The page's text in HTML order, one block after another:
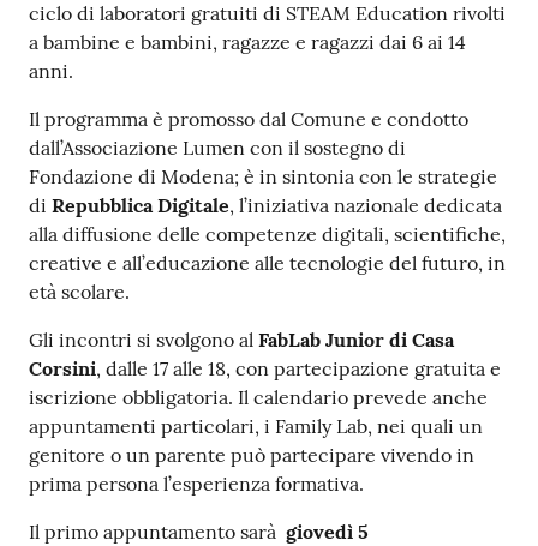
F
i
o
r
a
n
o
s
m
o
Tutti
gli
argomenti...
ciclo di laboratori gratuiti di STEAM Education rivolti
a bambine e bambini, ragazze e ragazzi dai 6 ai 14
anni.
Il programma è promosso dal Comune e condotto
dall’Associazione Lumen con il sostegno di
Fondazione di Modena; è in sintonia con le strategie
di Repubblica Digitale, l’iniziativa nazionale dedicata
alla diffusione delle competenze digitali, scientifiche,
creative e all’educazione alle tecnologie del futuro, in
età scolare.
Gli incontri si svolgono al FabLab Junior di Casa
Corsini, dalle 17 alle 18, con partecipazione gratuita e
iscrizione obbligatoria. Il calendario prevede anche
appuntamenti particolari, i Family Lab, nei quali un
genitore o un parente può partecipare vivendo in
prima persona l’esperienza formativa.
Il primo appuntamento sarà giovedì 5